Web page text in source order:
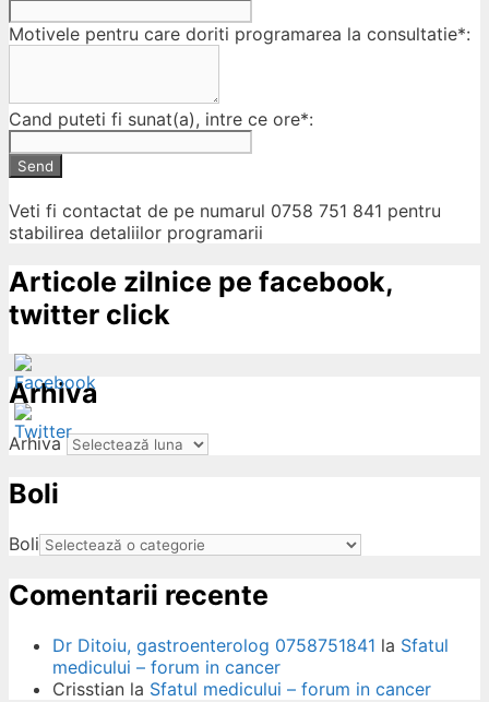
Motivele pentru care doriti programarea la consultatie*:
Cand puteti fi sunat(a), intre ce ore*:
Send
Veti fi contactat de pe numarul 0758 751 841 pentru
stabilirea detaliilor programarii
Articole zilnice pe facebook,
twitter click
Arhiva
Arhiva
Boli
Boli
Comentarii recente
Dr Ditoiu, gastroenterolog 0758751841 la Sfatul
medicului – forum in cancer
Crisstian la Sfatul medicului – forum in cancer